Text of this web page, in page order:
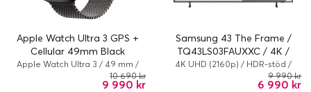
Apple Watch Ultra 3 GPS +
Cellular 49mm Black
Titanium Case med Black
Titanium Milanese Loop - (M)
Apple Watch Ultra 3 / 49 mm /
Ultra 3 / Titan (grad 5) / Svart
9 990 kr
10 690 kr
Samsung 43 The Frame /
TQ43LS03FAUXXC / 4K /
QLED / 60 Hz / Smart TV
4K UHD (2160p) / HDR-stöd /
6 990 kr
9 990 kr